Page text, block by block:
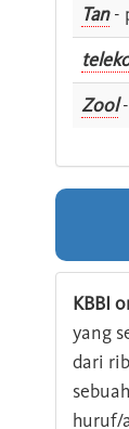
Tan-
Zool-
KBBI
yang
dari
huruf/